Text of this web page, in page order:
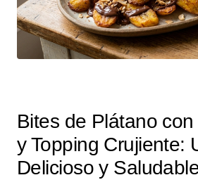
Bites de Plátano
y Topping Crujiente:
Delicioso y